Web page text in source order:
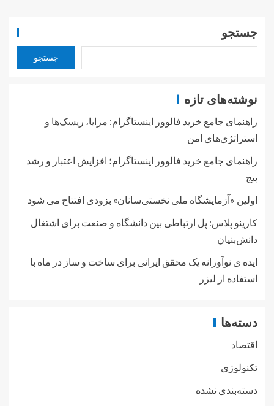
جستجو
جستجو
نوشته‌های تازه
راهنمای جامع خرید فالوور اینستاگرام: مزایا، ریسک‌ها و
استراتژی‌های امن
راهنمای جامع خرید فالوور اینستاگرام؛ افزایش اعتبار و رشد
پیج
اولین «آزمایشگاه ملی نخستی‌سانان» بزودی افتتاح می شود
کارینو پلاس: پل ارتباطی بین دانشگاه و صنعت برای اشتغال
دانش‌بنیان
ایده ی نوآورانه یک محقق ایرانی برای ساخت و ساز در ماه با
استفاده از لیزر
دسته‌ها
اقتصاد
تکنولوژی
دسته‌بندی نشده